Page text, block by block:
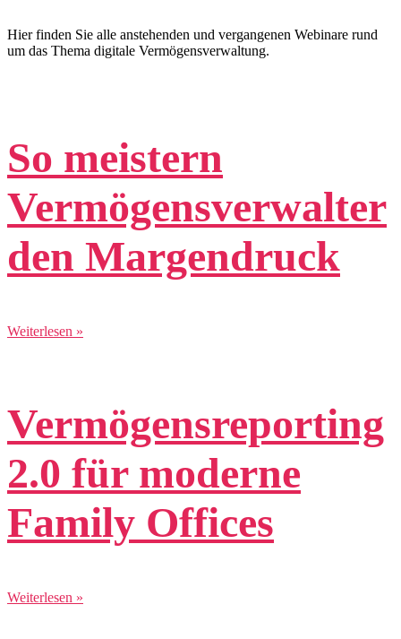
Hier finden Sie alle anstehenden und vergangenen Webinare rund
um das Thema digitale Vermögensverwaltung.
So meistern
Vermögensverwalter
den Margendruck
Weiterlesen »
Vermögensreporting
2.0 für moderne
Family Offices
Weiterlesen »